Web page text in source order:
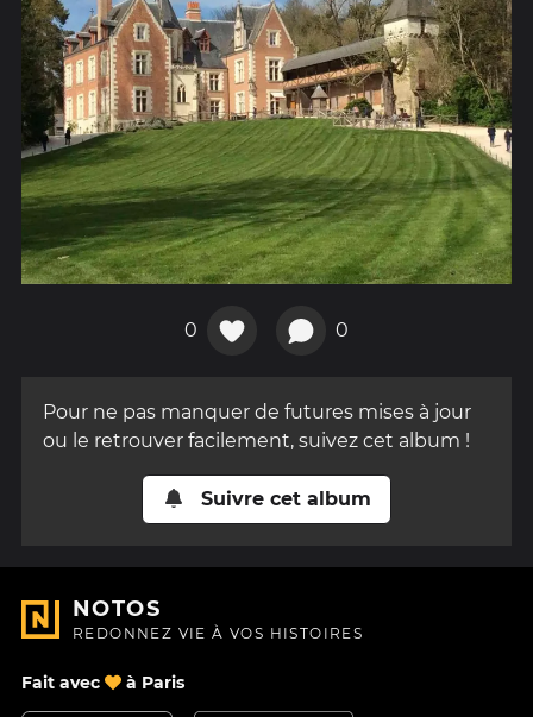
0 0
Pour ne pas manquer de futures mises à jour
ou le retrouver facilement, suivez cet album !
Suivre cet album
NOTOS
REDONNEZ VIE À VOS HISTOIRES
Fait avec à Paris